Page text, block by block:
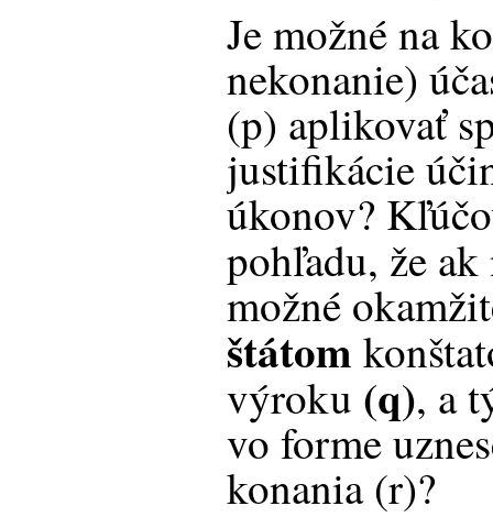
Je možné na
nekonanie)
(p) aplikovať
justifikácie
úkonov?
pohľadu, že
možné
štátom
výroku (q), a
vo forme
konania (r)?